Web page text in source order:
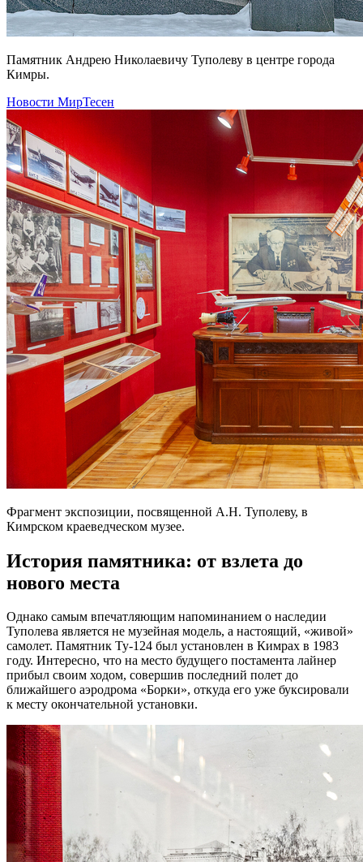
Памятник Андрею Николаевичу Туполеву в центре города
Кимры.
Новости МирТесен
Фрагмент экспозиции, посвященной А.Н. Туполеву, в
Кимрском краеведческом музее.
История памятника: от взлета до
нового места
Однако самым впечатляющим напоминанием о наследии
Туполева является не музейная модель, а настоящий, «живой»
самолет. Памятник Ту-124 был установлен в Кимрах в 1983
году. Интересно, что на место будущего постамента лайнер
прибыл своим ходом, совершив последний полет до
ближайшего аэродрома «Борки», откуда его уже буксировали
к месту окончательной установки.